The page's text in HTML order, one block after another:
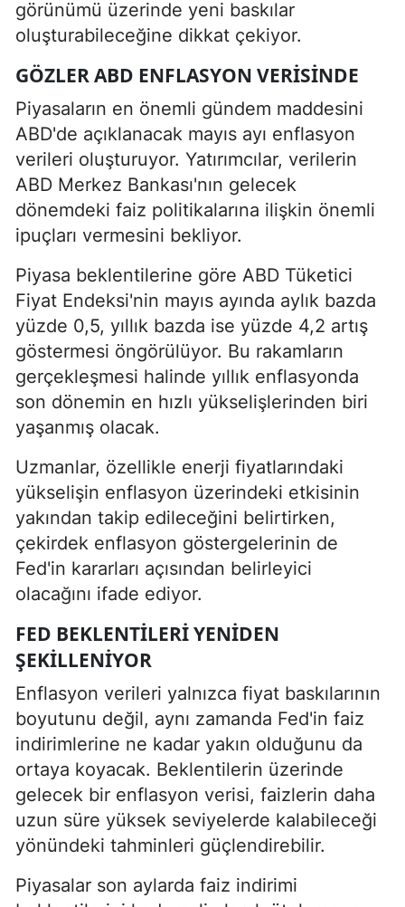
görünümü üzerinde yeni baskılar
oluşturabileceğine dikkat çekiyor.
GÖZLER ABD ENFLASYON VERISINDE
Piyasaların en önemli gündem maddesini
ABD'de açıklanacak mayıs ayı enflasyon
verileri oluşturuyor. Yatırımcılar, verilerin
ABD Merkez Bankası'nın gelecek
dönemdeki faiz politikalarına ilişkin önemli
ipuçları vermesini bekliyor.
Piyasa beklentilerine göre ABD Tüketici
Fiyat Endeksi'nin mayıs ayında aylık bazda
yüzde 0,5, yıllık bazda ise yüzde 4,2 artış
göstermesi öngörülüyor. Bu rakamların
gerçekleşmesi halinde yıllık enflasyonda
son dönemin en hızlı yükselişlerinden biri
yaşanmış olacak.
Uzmanlar, özellikle enerji fiyatlarındaki
yükselişin enflasyon üzerindeki etkisinin
yakından takip edileceğini belirtirken,
çekirdek enflasyon göstergelerinin de
Fed'in kararları açısından belirleyici
olacağını ifade ediyor.
FED BEKLENTILERI YENIDEN
ŞEKILLENIYOR
Enflasyon verileri yalnızca fiyat baskılarının
boyutunu değil, aynı zamanda Fed'in faiz
indirimlerine ne kadar yakın olduğunu da
ortaya koyacak. Beklentilerin üzerinde
gelecek bir enflasyon verisi, faizlerin daha
uzun süre yüksek seviyelerde kalabileceği
yönündeki tahminleri güçlendirebilir.
Piyasalar son aylarda faiz indirimi